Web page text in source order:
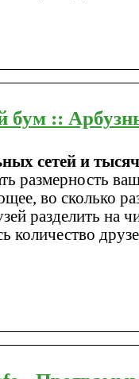
::
сетей и
размерность
во сколько
разделить на
количество